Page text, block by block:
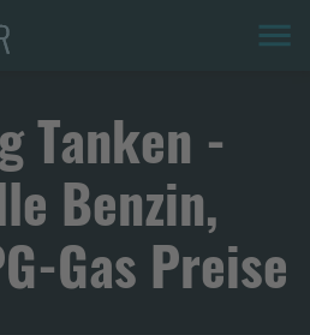
Tanken -
Benzin,
Gas Preise